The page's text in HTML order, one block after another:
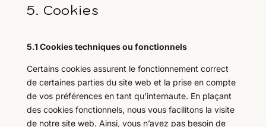
5. Cookies
5.1 Cookies techniques ou fonctionnels
Certains cookies assurent le fonctionnement correct
de certaines parties du site web et la prise en compte
de vos préférences en tant qu’internaute. En plaçant
des cookies fonctionnels, nous vous facilitons la visite
de notre site web. Ainsi, vous n’avez pas besoin de